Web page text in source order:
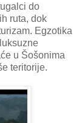
do
ruta, dok
Egzotika
u Šošonima
teritorije.